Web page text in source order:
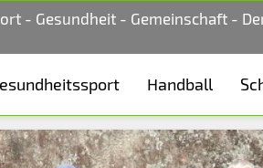
- Gesundheit - Gemeinschaft -
Handball